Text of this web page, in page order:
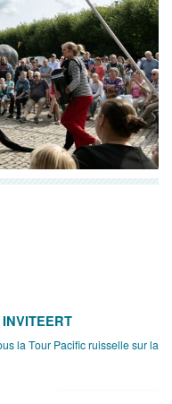
la Tour Pacific ruisselle sur la